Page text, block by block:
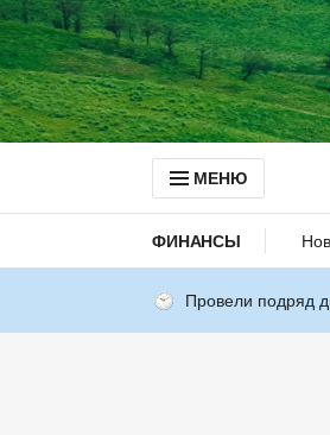
МЕНЮ
ФИНАНСЫ
Провели подряд